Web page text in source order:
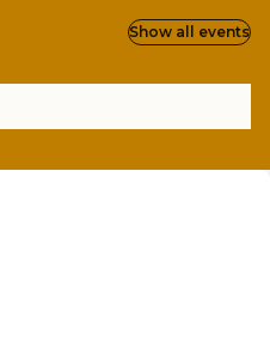
Show all events